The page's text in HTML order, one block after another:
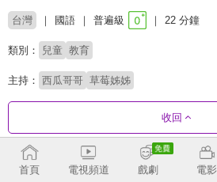
台灣 國語 普遍級 22 分鐘
類別： 兒童 教育
主持： 西瓜哥哥 草莓姊姊
收回
劇集列表
首頁 電視頻道 戲劇 電影